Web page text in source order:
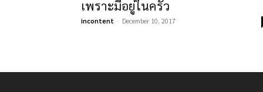
เพราะมีอยู่ในครัว
incontent - December 10, 2017